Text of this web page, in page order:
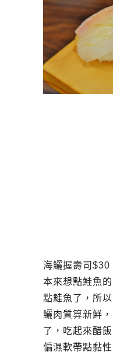
海鱺握壽司$30
本來想點鮭魚
點鮭魚了，所
鱺肉質算新鮮
了，吃起來醋
偏濕軟帶點黏